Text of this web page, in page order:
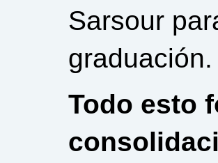
Sarsour
graduación.
Todo esto